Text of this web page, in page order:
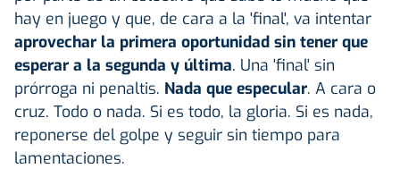
hay en juego y que, de cara a la 'final', va intentar
aprovechar la primera oportunidad sin tener que
esperar a la segunda y última. Una 'final' sin
prórroga ni penaltis. Nada que especular. A cara o
cruz. Todo o nada. Si es todo, la gloria. Si es nada,
reponerse del golpe y seguir sin tiempo para
lamentaciones.